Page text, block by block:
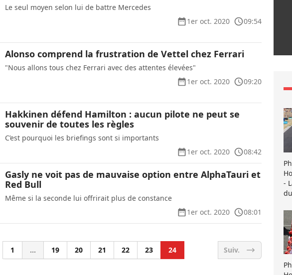
Le seul moyen selon lui de battre Mercedes
1er oct. 2020
09:54
Alonso comprend la frustration de Vettel chez Ferrari
"Nous allons tous chez Ferrari avec des attentes élevées"
1er oct. 2020
09:20
Hakkinen défend Hamilton : aucun pilote ne peut se
souvenir de toutes les règles
C’est pourquoi les briefings sont si importants
1er oct. 2020
08:42
Gasly ne voit pas de mauvaise option entre AlphaTauri et
Red Bull
Même si la seconde lui offrirait plus de constance
1er oct. 2020
08:01
1 ... 19 20 21 22 23 24 Suiv.
-